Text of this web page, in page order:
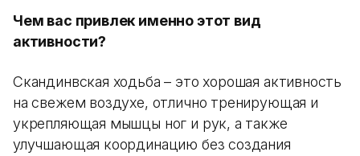
Чем вас привлек именно этот вид
активности?
Скандинвская ходьба – это хорошая активность
на свежем воздухе, отлично тренирующая и
укрепляющая мышцы ног и рук, а также
улучшающая координацию без создания